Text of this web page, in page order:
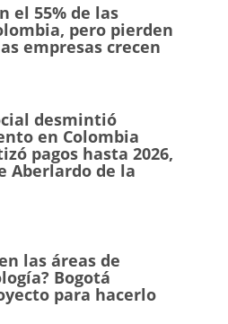
el 55% de las
pero pierden
empresas crecen
desmintió
en Colombia
pagos hasta 2026,
Aberlardo de la
las áreas de
Bogotá
para hacerlo